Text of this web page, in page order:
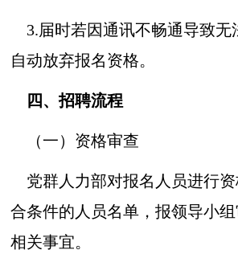
3.届时若因通讯不畅通导致无
自动放弃报名资格。
四、招聘流程
（一）资格审查
党群人力部对报名人员进行
合条件的人员名单，报领导小
相关事宜。